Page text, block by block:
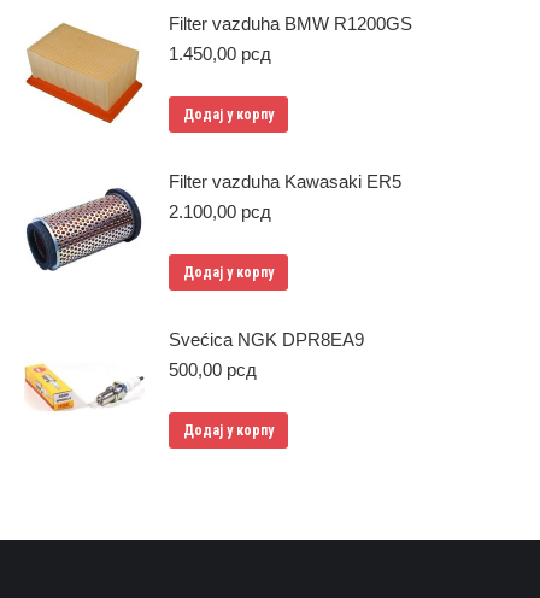
Filter vazduha BMW R1200GS
1.450,00 рсд
Додај у корпу
Filter vazduha Kawasaki ER5
2.100,00 рсд
Додај у корпу
Svećica NGK DPR8EA9
500,00 рсд
Додај у корпу